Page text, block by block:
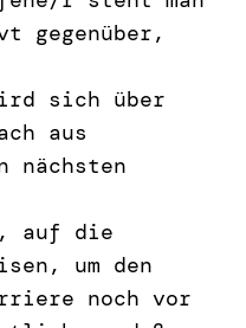
gegenüber,
sich über
aus
nächsten
auf die
um den
noch vor